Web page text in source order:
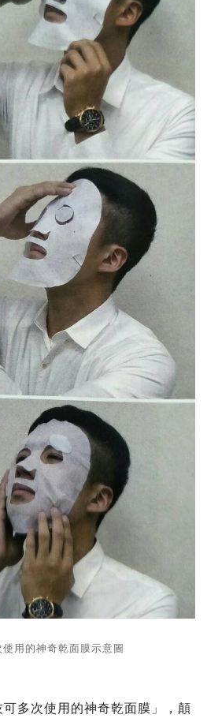
用的神奇乾面膜示意圖
多次使用的神奇乾面膜」，顛